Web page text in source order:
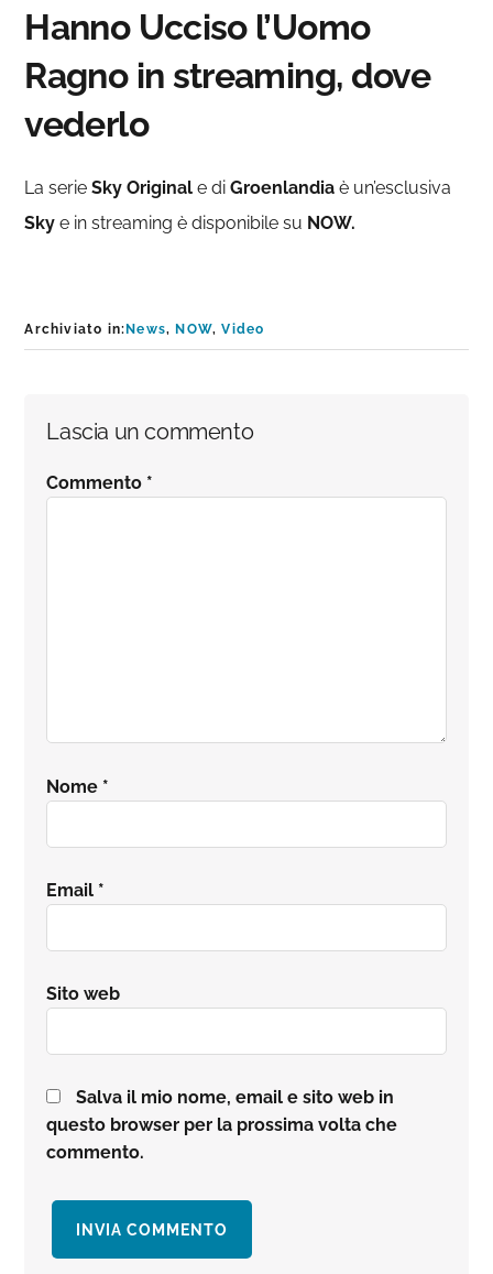
Hanno Ucciso l’Uomo
Ragno in streaming, dove
vederlo
La serieSky Originale diGroenlandiaè un’esclusiva
Skye in streaming è disponibile su NOW.
Archiviato in: News, NOW,Video
Interazioni
del
Lascia un commento
Commento *
Nome *
Email *
Sito web
Salva il mio nome, email e sito web in
questo browser per la prossima volta che
commento.